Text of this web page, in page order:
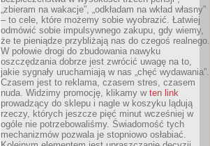
„zbieram na wakacje”, „odkładam na wkład własny”
– to cele, które możemy sobie wyobrazić. Łatwiej
odmówić sobie impulsywnego zakupu, gdy wiemy,
że te pieniądze przybliżają nas do czegoś realnego.
W połowie drogi do zbudowania nawyku
oszczędzania dobrze jest zwrócić uwagę na to,
jakie sygnały uruchamiają w nas „chęć wydawania”.
Czasem jest to reklama, czasem stres, czasem
nuda. Widzimy promocję, klikamy w ten link
prowadzący do sklepu i nagle w koszyku lądują
rzeczy, których jeszcze pięć minut wcześniej w
ogóle nie potrzebowaliśmy. Świadomość tych
mechanizmów pozwala je stopniowo osłabiać.